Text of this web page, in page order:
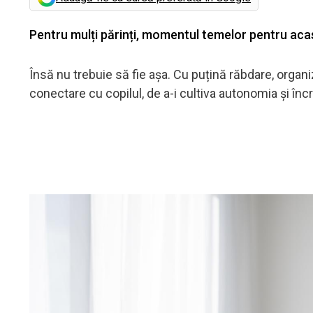
Pentru mulți părinți, momentul temelor pentru
Însă nu trebuie să fie așa. Cu puțină răbdare,
conectare cu copilul, de a-i cultiva autonomia și